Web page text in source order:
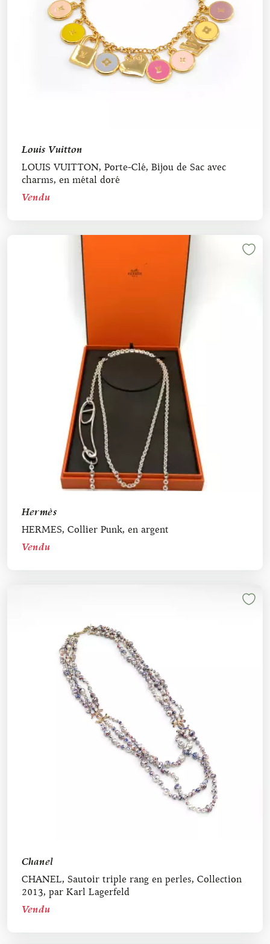
Louis Vuitton
LOUIS VUITTON, Porte-Clé, Bijou de Sac avec
charms, en métal doré
Vendu
Hermès
HERMES, Collier Punk, en argent
Vendu
Chanel
CHANEL, Sautoir triple rang en perles, Collection
2013, par Karl Lagerfeld
Vendu